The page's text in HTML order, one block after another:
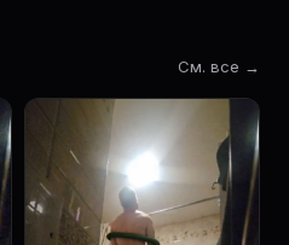
См. все →